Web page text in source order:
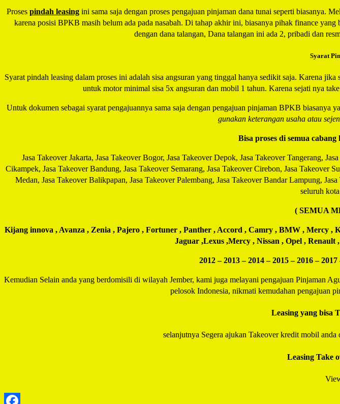
Proses pindah leasingini sama saja dengan proses pengajuan pinjaman dana tunai seperti biasanya.
karena posisi BPKB masih belum ada pada nasabah. Di tahap akhir ini, biasanya pihak finance
dengan dana talangan, Dana talangan ini ada 2, pribadi dan
Syarat
Syarat pindah leasing dalam proses ini adalah sisa angsuran yang tinggal hanya sedikit saja. Karena
untuk motor minimal sisa 5x angsuran dan mobil 1 tahun. Karena sejati nya
Untuk dokumen sebagai syarat pengajuannya sama saja dengan pengajuan pinjaman BPKB biasanya
gunakan keterangan usaha atau
Bisa proses di semua
Jasa Takeover Jakarta, Jasa Takeover Bogor, Jasa Takeover Depok, Jasa Takeover Tangerang,
Cikampek, Jasa Takeover Bandung, Jasa Takeover Semarang, Jasa Takeover Cirebon, Jasa
Medan, Jasa Takeover Balikpapan, Jasa Takeover Palembang, Jasa Takeover Bandar Lampung,
seluruh
( SEMUA
Kijang innova , Avanza , Zenia , Pajero , Fortuner , Panther , Accord , Camry , BMW , Mercy
Jaguar ,Lexus ,Mercy , Nissan , Opel ,
2012 – 2013 – 2014 – 2015 – 2016 –
Kemudian Selain anda yang berdomisili di wilayah Jember, kami juga melayani pengajuan Pinjaman
pelosok Indonesia, nikmati kemudahan pengajuan
Leasing yang bisa
selanjutnya Segera ajukan Takeover kredit mobil
Leasing Take